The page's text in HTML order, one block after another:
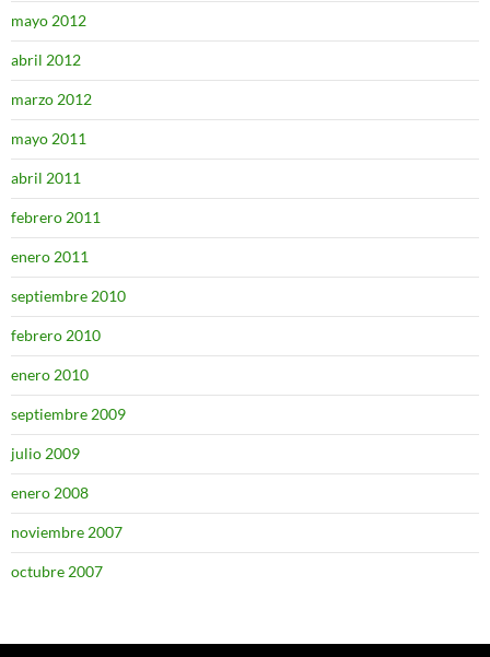
mayo 2012
abril 2012
marzo 2012
mayo 2011
abril 2011
febrero 2011
enero 2011
septiembre 2010
febrero 2010
enero 2010
septiembre 2009
julio 2009
enero 2008
noviembre 2007
octubre 2007